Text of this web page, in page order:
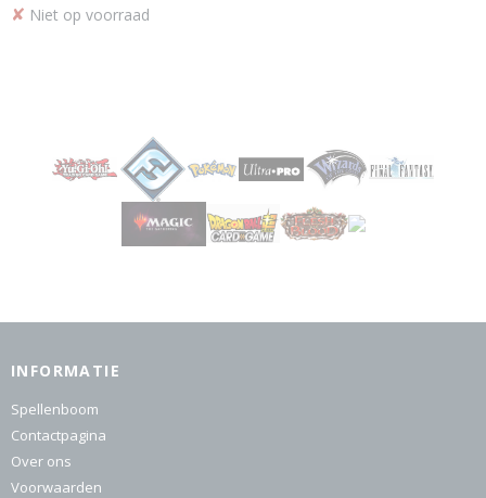
✘ Niet op voorraad
INFORMATIE
Spellenboom
Contactpagina
Over ons
Voorwaarden